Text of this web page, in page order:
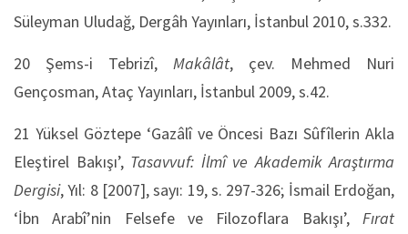
Süleyman Uludağ, Dergâh Yayınları, İstanbul 2010, s.332.
20 Şems-i Tebrizî, Makâlât, çev. Mehmed Nuri
Gençosman, Ataç Yayınları, İstanbul 2009, s.42.
21 Yüksel Göztepe ‘Gazâlî ve Öncesi Bazı Sûfîlerin Akla
Eleştirel Bakışı’, Tasavvuf: İlmî ve Akademik Araştırma
Dergisi, Yıl: 8 [2007], sayı: 19, s. 297-326; İsmail Erdoğan,
‘İbn Arabî’nin Felsefe ve Filozoflara Bakışı’, Fırat